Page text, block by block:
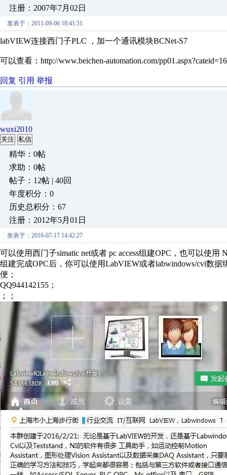
注册：2007年7月02日
发表于：2011-09-06 10:41:51
labVIEW连接西门子PLC ，加一个通讯模块BCNet-S7
可以查看：http://www.beichen-automation.com/
回复 引用 举报
wuxi2010
关注 私信
精华：0帖
求助：0帖
帖子：12帖 | 40回
年度积分：0
历史总积分：67
注册：2012年5月01日
发表于：2016-07-17 14:42:27
可以使用西门子simatic net或者 pc access组建OPC，也可以使用
组建完成OPC后，你可以使用LabVIEW或者labwindows/cvi数据
便；
QQ944142155；
；；